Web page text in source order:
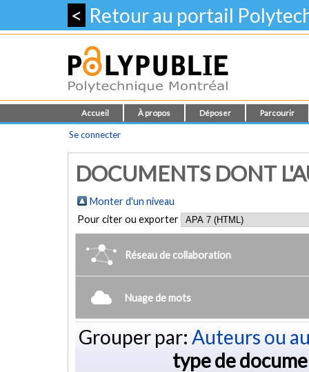
< Retour au portail
Accueil À propos Déposer Parcourir
Se connecter
DOCUMENTS DONT
Monter d'un niveau
Pour citer ou exporter
Réseau de collaboration
Nuage de mots
Grouper par: Auteurs ou
type de